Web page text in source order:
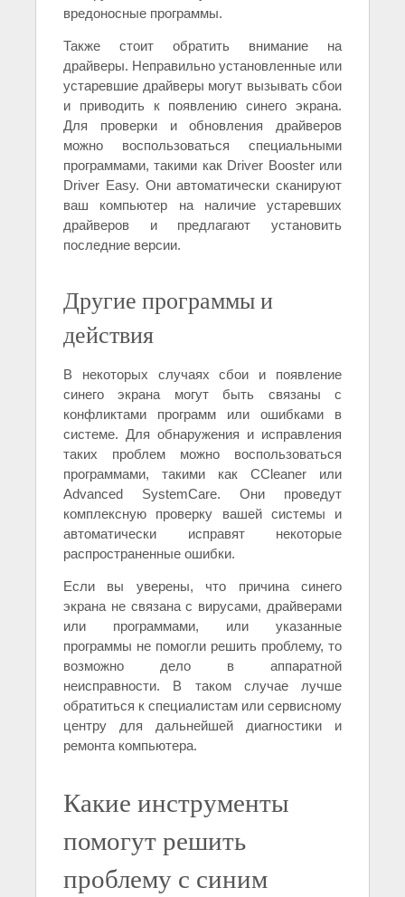
вредоносные программы.
Также стоит обратить внимание на
драйверы. Неправильно установленные или
устаревшие драйверы могут вызывать сбои
и приводить к появлению синего экрана.
Для проверки и обновления драйверов
можно воспользоваться специальными
программами, такими как Driver Booster или
Driver Easy. Они автоматически сканируют
ваш компьютер на наличие устаревших
драйверов и предлагают установить
последние версии.
Другие программы и
действия
В некоторых случаях сбои и появление
синего экрана могут быть связаны с
конфликтами программ или ошибками в
системе. Для обнаружения и исправления
таких проблем можно воспользоваться
программами, такими как CCleaner или
Advanced SystemCare. Они проведут
комплексную проверку вашей системы и
автоматически исправят некоторые
распространенные ошибки.
Если вы уверены, что причина синего
экрана не связана с вирусами, драйверами
или программами, или указанные
программы не помогли решить проблему, то
возможно дело в аппаратной
неисправности. В таком случае лучше
обратиться к специалистам или сервисному
центру для дальнейшей диагностики и
ремонта компьютера.
Какие инструменты
помогут решить
проблему с синим